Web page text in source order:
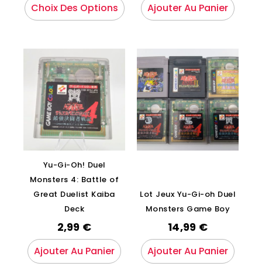
Choix Des Options Ajouter Au Panier
Yu-Gi-Oh! Duel
Monsters 4: Battle of
Great Duelist Kaiba
Deck
2,99 €
Ajouter Au Panier
Lot Jeux Yu-Gi-oh Duel
Monsters Game Boy
14,99 €
Ajouter Au Panier